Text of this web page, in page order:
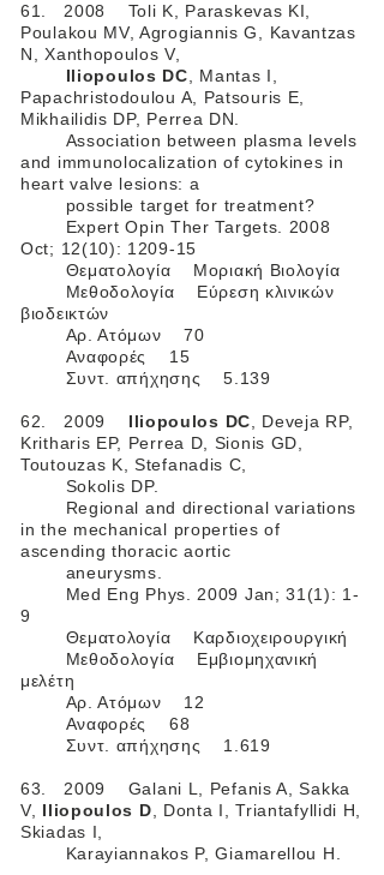
61. 2008 Toli K, Paraskevas KI,
Poulakou MV, Agrogiannis G, Kavantzas
N, Xanthopoulos V,
Iliopoulos DC , Mantas I,
Papachristodoulou A, Patsouris E,
Mikhailidis DP, Perrea DN.
Association between plasma levels
and immunolocalization of cytokines in
heart valve lesions: a
possible target for treatment?
Expert Opin Ther Targets. 2008
Oct; 12(10): 1209-15
Θεματολογία Μοριακή Βιολογία
Μεθοδολογία Εύρεση κλινικών
βιοδεικτών
Αρ. Ατόμων 70
Αναφορές 15
Συντ. απήχησης 5.139
62. 2009 Iliopoulos DC , Deveja RP,
Kritharis EP, Perrea D, Sionis GD,
Toutouzas K, Stefanadis C,
Sokolis DP.
Regional and directional variations
in the mechanical properties of
ascending thoracic aortic
aneurysms.
Med Eng Phys. 2009 Jan; 31(1): 1-
9
Θεματολογία Καρδιοχειρουργική
Μεθοδολογία Εμβιομηχανική
μελέτη
Αρ. Ατόμων 12
Αναφορές 68
Συντ. απήχησης 1.619
63. 2009 Galani L, Pefanis A, Sakka
V, Iliopoulos D , Donta I, Triantafyllidi H,
Skiadas I,
Karayiannakos P, Giamarellou H.